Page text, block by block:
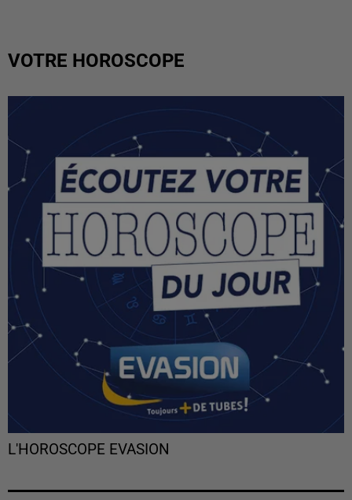
VOTRE HOROSCOPE
L'HOROSCOPE EVASION